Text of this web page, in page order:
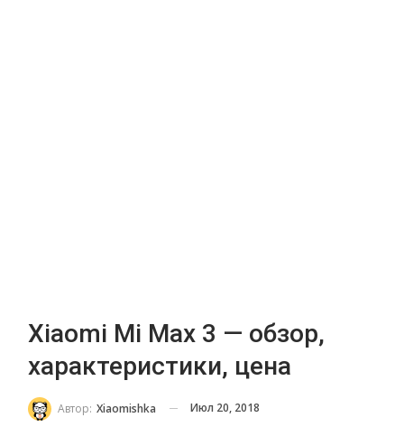
Xiaomi Mi Max 3 — обзор,
характеристики, цена
Автор: Xiaomishka Июл 20, 2018